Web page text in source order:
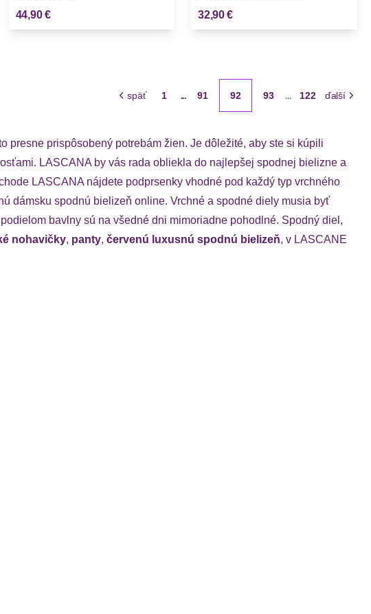
44,90 €
32,90 €
späť 1 ... 91 92 93 ... 122 ďalší
prispôsobený potrebám žien. Je dôležité, aby ste si kúpili
LASCANA by vás rada obliekla do najlepšej spodnej bielizne a
LASCANA nájdete podprsenky vhodné pod každý typ vrchného
dámsku spodnú bielizeň online. Vrchné a spodné diely musia byť
bavlny sú na všedné dni mimoriadne pohodlné. Spodný diel,
nohavičky, panty, červenú luxusnú spodnú bielizeň, v LASCANE